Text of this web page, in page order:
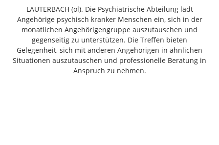
Feldatal
Freiensteinau
Gemünden
Grebenau
Grebenhain
Herbstein
LAUTERBACH (ol). Die Psychiatrische Abteilung lädt
Angehörige psychisch kranker Menschen ein, sich in der
monatlichen Angehörigengruppe auszutauschen und
gegenseitig zu unterstützen. Die Treffen bieten
Gelegenheit, sich mit anderen Angehörigen in ähnlichen
Situationen auszutauschen und professionelle Beratung in
Anspruch zu nehmen.